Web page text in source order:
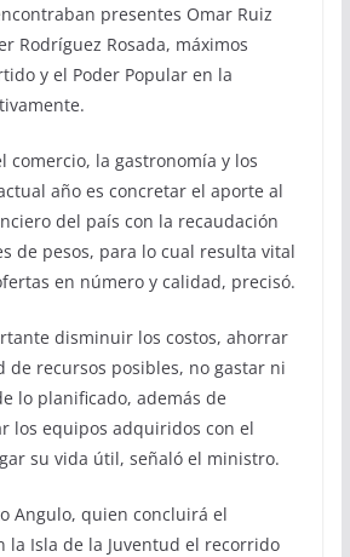
presentes Omar Ruiz
Rodríguez Rosada, máximos
y el Poder Popular en la
comercio, la gastronomía y los
año es concretar el aporte al
del país con la recaudación
de pesos, para lo cual resulta vital
en número y calidad, precisó.
disminuir los costos, ahorrar
de recursos posibles, no gastar ni
lo planificado, además de
los equipos adquiridos con el
su vida útil, señaló el ministro.
Angulo, quien concluirá el
la Isla de la Juventud el recorrido